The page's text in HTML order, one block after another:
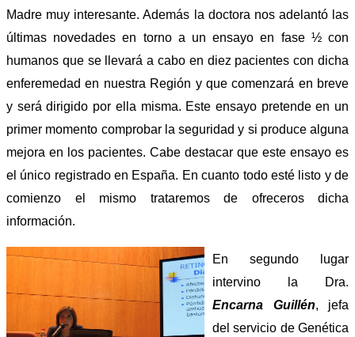
Madre muy interesante. Además la doctora nos adelantó las
últimas novedades en torno a un ensayo en fase ½ con
humanos que se llevará a cabo en diez pacientes con dicha
enferemedad en nuestra Región y que comenzará en breve
y será dirigido por ella misma. Este ensayo pretende en un
primer momento comprobar la seguridad y si produce alguna
mejora en los pacientes. Cabe destacar que este ensayo es
el único registrado en España. En cuanto todo esté listo y de
comienzo el mismo trataremos de ofreceros dicha
información.
En segundo lugar
intervino la Dra.
Encarna Guillén, jefa
del servicio de Genética